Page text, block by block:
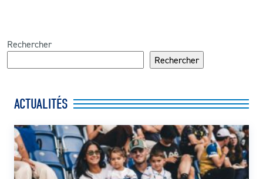
Rechercher
Rechercher
ACTUALITÉS